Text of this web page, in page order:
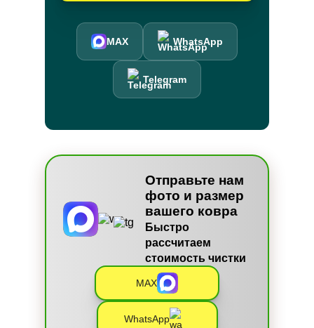
MAX WhatsApp
Telegram
Отправьте нам
фото и размер
вашего ковра
Быстро
рассчитаем
стоимость чистки
MAX
WhatsApp